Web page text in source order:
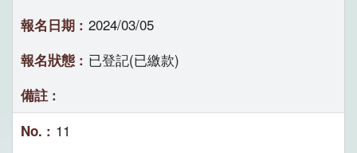
2024/03/05
已登記(已繳款)
11